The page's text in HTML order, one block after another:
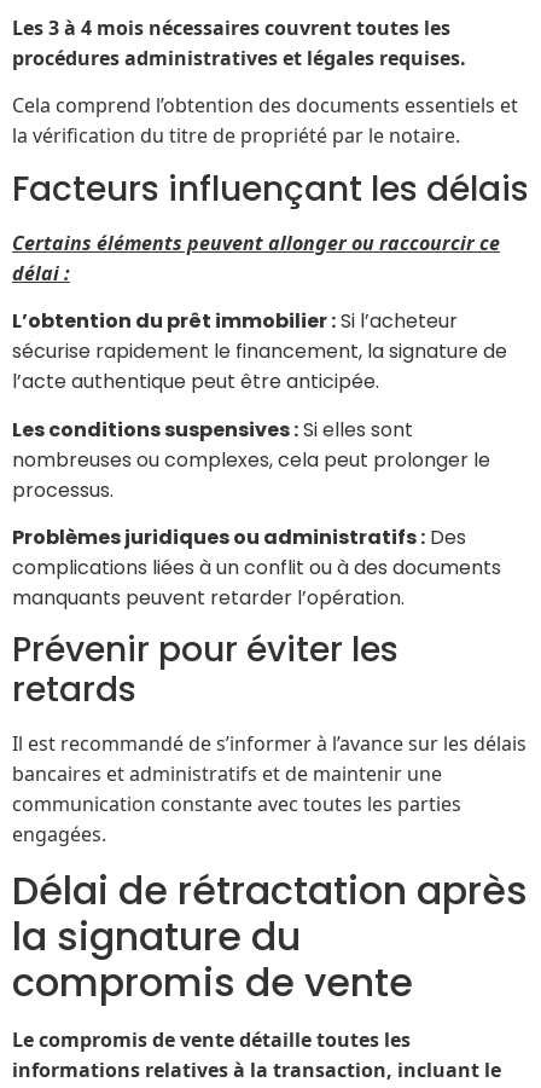
Les 3 à 4 mois nécessaires couvrent toutes les
procédures administratives et légales requises.
Cela comprend l’obtention des documents essentiels et
la vérification du titre de propriété par le notaire.
Facteurs influençant les délais
Certains éléments peuvent allonger ou raccourcirce
délai :
L’obtention du prêt immobilier:Si l’acheteur
sécurise rapidement le financement, la signature de
l’acte authentique peut être anticipée.
Les conditions suspensives:Si elles sont
nombreuses ou complexes, cela peut prolonger le
processus.
Problèmes juridiques ou administratifs: Des
complications liées à un conflit ou à des documents
manquants peuvent retarder l’opération.
Prévenir pour éviter les
retards
Il est recommandé de s’informer à l’avance sur les délais
bancaires et administratifs et de maintenir une
communication constante avec toutes les parties
engagées.
Délai de rétractation après
la signature du
compromis de vente
Le compromis de vente détaille toutes les
informations relatives à la transaction, incluant le